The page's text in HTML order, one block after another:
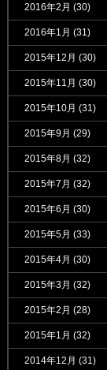
2016年2月 (30)
2016年1月 (31)
2015年12月 (30)
2015年11月 (30)
2015年10月 (31)
2015年9月 (29)
2015年8月 (32)
2015年7月 (32)
2015年6月 (30)
2015年5月 (33)
2015年4月 (30)
2015年3月 (32)
2015年2月 (28)
2015年1月 (32)
2014年12月 (31)